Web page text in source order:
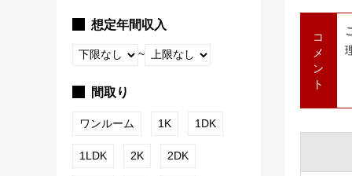
想定年間収入
~
間取り
ワンルーム 1K 1DK
1LDK 2K 2DK
コ
メ
ン
ト